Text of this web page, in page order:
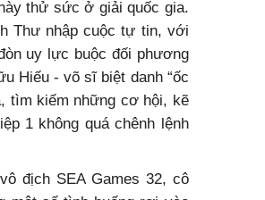
trường của Hữu Hiếu là
thử sức ở giải quốc gia.
Thư nhập cuộc tự tin, với
uy lực buộc đối phương
Hiếu - võ sĩ biệt danh “ốc
tìm kiếm những cơ hội, kẽ
1 không quá chênh lệnh